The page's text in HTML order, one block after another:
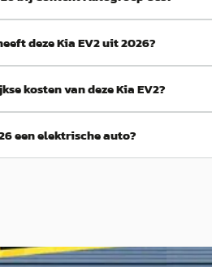
deze Kia EV2 uit 2026?
kosten van deze Kia EV2?
een elektrische auto?
binnen
NIEUW